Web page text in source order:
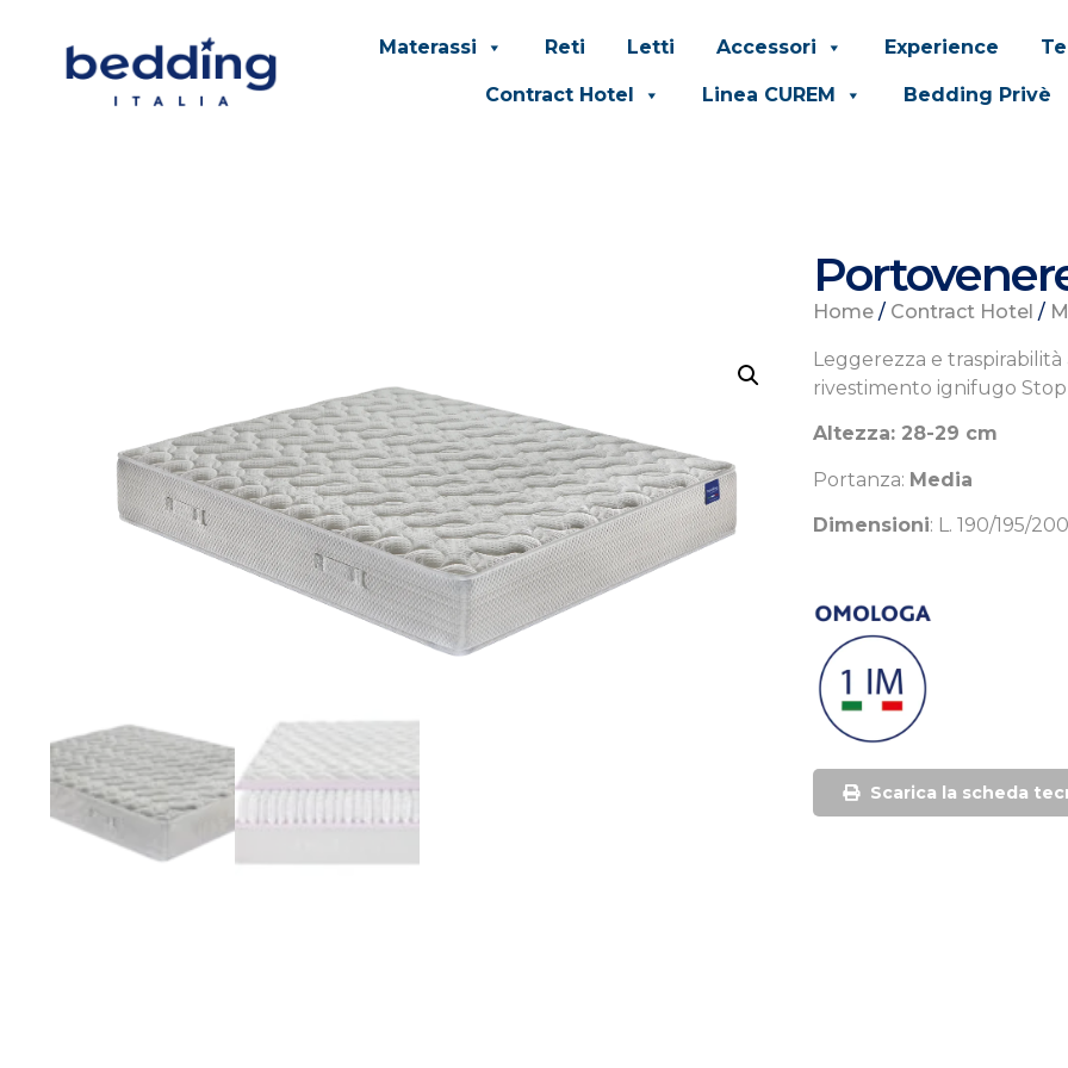
Materassi Reti Letti Accessori Experience
Contract Hotel Linea CUREM Bedding Privè
Home / Contract Hotel /
Leggerezza e
rivestimento ignifugo
Altezza: 28-29 cm
Portanza: Media
Dimensioni: L. 190/195/
Scarica la scheda